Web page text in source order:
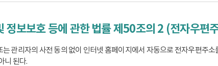
정보보호 등에 관한 법률 제50조의 2 (전자우편
관리자의 사전 동의 없이 인터넷 홈페이지에서 자동으로 전자우편주
니 된다.